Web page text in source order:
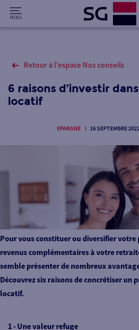
Retour à l’espace Nos conseils
6 raisons d’investir
locatif
EPARGNE 16 SEPTEMBRE
Pour vous constituer ou diversifier
revenus complémentaires à votre
semble présenter de nombreux
Découvrez six raisons de concrétiser un
locatif.
1 - Une valeur refuge